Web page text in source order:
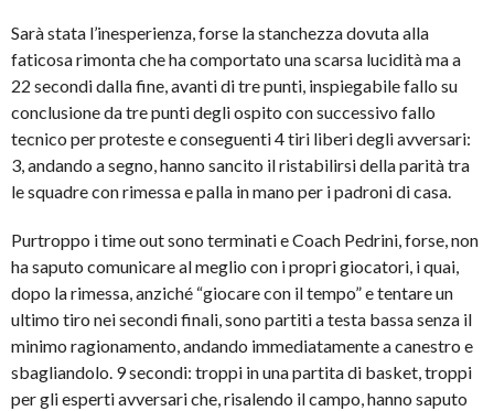
Sarà stata l’inesperienza, forse la stanchezza dovuta alla
faticosa rimonta che ha comportato una scarsa lucidità ma a
22 secondi dalla fine, avanti di tre punti, inspiegabile fallo su
conclusione da tre punti degli ospito con successivo fallo
tecnico per proteste e conseguenti 4 tiri liberi degli avversari:
3, andando a segno, hanno sancito il ristabilirsi della parità tra
le squadre con rimessa e palla in mano per i padroni di casa.
Purtroppo i time out sono terminati e Coach Pedrini, forse, non
ha saputo comunicare al meglio con i propri giocatori, i quai,
dopo la rimessa, anziché “giocare con il tempo” e tentare un
ultimo tiro nei secondi finali, sono partiti a testa bassa senza il
minimo ragionamento, andando immediatamente a canestro e
sbagliandolo. 9 secondi: troppi in una partita di basket, troppi
per gli esperti avversari che, risalendo il campo, hanno saputo